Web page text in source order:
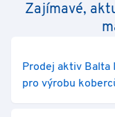
Zajímavé,
Prodej aktiv Balta
pro výrobu